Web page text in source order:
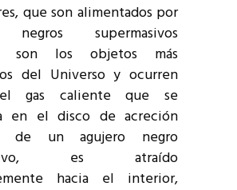
que son alimentados por
negros supermasivos
son los objetos más
del Universo y ocurren
gas caliente que se
en el disco de acreción
de un agujero negro
es atraído
hacia el interior,